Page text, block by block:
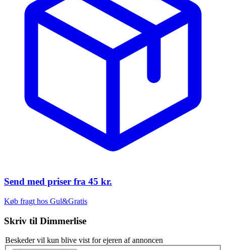
Send med priser fra 45 kr.
Køb fragt hos Gul&Gratis
Skriv til Dimmerlise
Beskeder vil kun blive vist for ejeren af annoncen